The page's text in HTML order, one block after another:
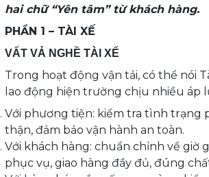
hai chữ “Yên tâm” từ khách hàng.
PHẦN 1 – TÀI XẾ
VẤT VẢ NGHỀ TÀI XẾ
Trong hoạt động vận tải, có thể nói
lao động hiện trường chịu nhiều áp
Với phương tiện: kiểm tra tình trạng
thận, đảm bảo vận hành an toàn.
Với khách hàng: chuẩn chỉnh về giờ
phục vụ, giao hàng đầy đủ, đúng